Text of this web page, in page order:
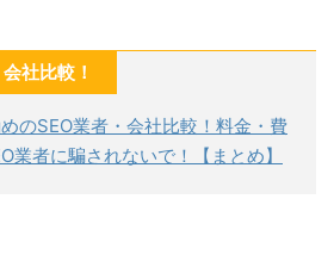
社比較！
のSEO業者・会社比較！料金・費
業者に騙されないで！【まとめ】